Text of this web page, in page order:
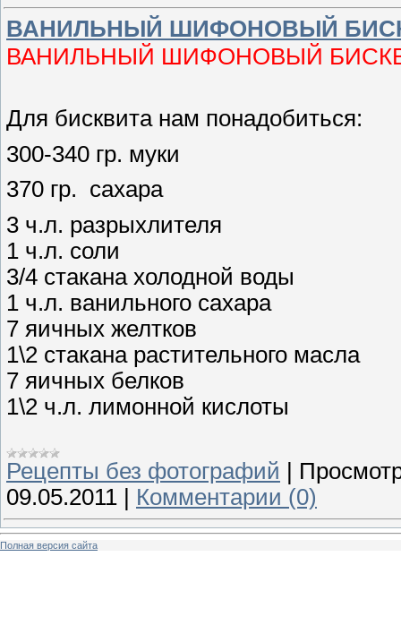
ВАНИЛЬНЫЙ ШИФОНОВЫЙ
ВАНИЛЬНЫЙ ШИФОНОВЫЙ
Для бисквита нам понадобиться:
300-340 гр. муки
370 гр. сахара
3 ч.л. разрыхлителя
1 ч.л. соли
3/4 стакана холодной воды
1 ч.л. ванильного сахара
7 яичных желтков
1\2 стакана растительного масла
7 яичных белков
1\2 ч.л. лимонной кислоты
Рецепты без фотографий
09.05.2011
Комментарии (0)
Полная версия сайта